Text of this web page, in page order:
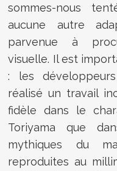
sommes-nous
aucune autre
parvenue à
visuelle. Il est
: les
réalisé un travail
fidèle dans le
Toriyama que
mythiques du
reproduites au